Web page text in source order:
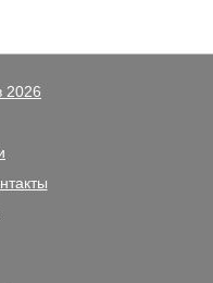
2026